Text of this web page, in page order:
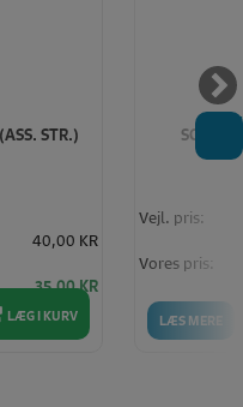
STR.)
40,00 KR
35,00 KR
LÆG I KURV LÆS MERE
Vejl. pris:
Vores pris: